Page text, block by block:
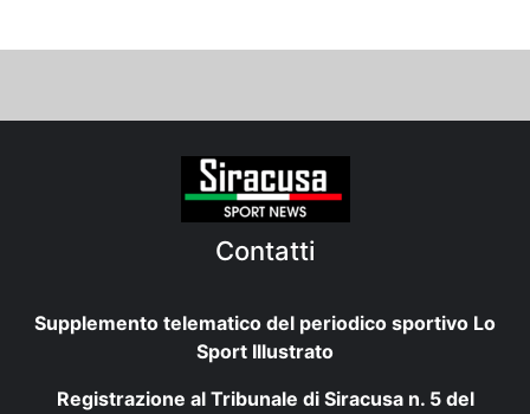
Contatti
Supplemento telematico del periodico sportivo Lo
Sport Illustrato
Registrazione al Tribunale di Siracusa n. 5 del